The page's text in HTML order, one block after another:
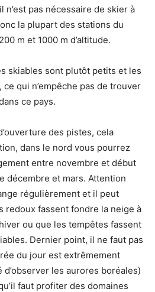
pas nécessaire de skier à
la plupart des stations du
m et 1000 m d’altitude.
skiables sont plutôt petits et les
qui n’empêche pas de trouver
ce pays.
des pistes, cela
dans le nord vous pourrez
entre novembre et début
décembre et mars. Attention
régulièrement et il peut
redoux fassent fondre la neige à
ou que les tempêtes fassent
Dernier point, il ne faut pas
du jour est extrêmement
d’observer les aurores boréales)
faut profiter des domaines